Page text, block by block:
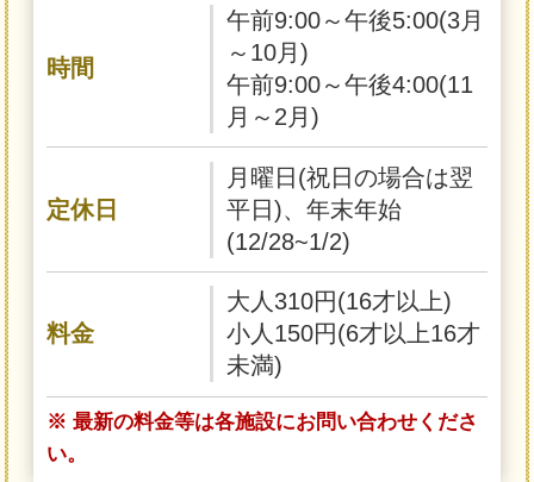
時間
午前9:00～午後5:00(3月
～10月)
午前9:00～午後4:00(11
月～2月)
定休日
月曜日(祝日の場合は翌
平日)、年末年始
(12/28~1/2)
料金
大人310円(16才以上)
小人150円(6才以上16才
未満)
※ 最新の料金等は各施設にお問い合わせくださ
い。